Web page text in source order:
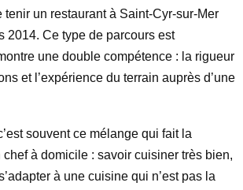
tenir un restaurant à Saint-Cyr-sur-Mer
2014. Ce type de parcours est
une double compétence : la rigueur
et l’expérience du terrain auprès d’une
souvent ce mélange qui fait la
à domicile : savoir cuisiner très bien,
à une cuisine qui n’est pas la